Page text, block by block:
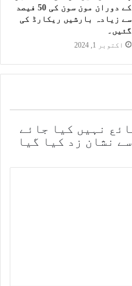
کے دوران مون سون کی 50 فیصد
سے زیادہ بارشیں ریکارڈ کی
گئیں۔
اکتوبر 1, 2024
نہیں کیا جائے
سے نشان زد کیا گیا